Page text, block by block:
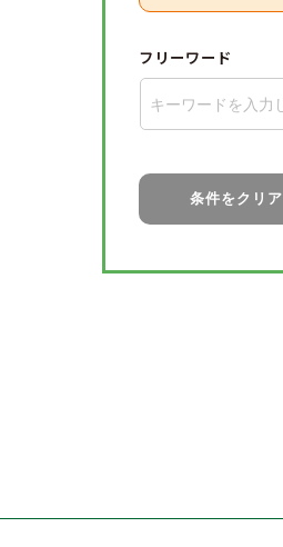
フリーワード
条件をクリア